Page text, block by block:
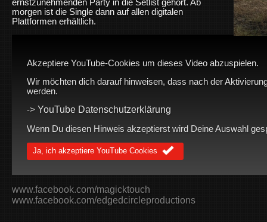
ernstzunehmenden Party in die Setlist gehört. Ab
morgen ist die Single dann auf allen digitalen
Plattformen erhältlich.
Akzeptiere YouTube-Cookies um dieses Video abzuspielen.
Wir möchten dich darauf hinweisen, dass nach der
werden.
-> YouTube Datenschutzerklärung
Wenn Du diesen Hinweis akzeptierst wird Deine Auswahl
Ja, ich akzeptiere YouTube Cookies
www.facebook.com/magicktouch
www.facebook.com/edgedcircleproductions